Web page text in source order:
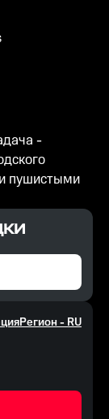
-
пушистыми
Регион -RU